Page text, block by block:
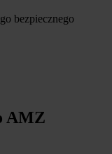
bezpiecznego
AMZ